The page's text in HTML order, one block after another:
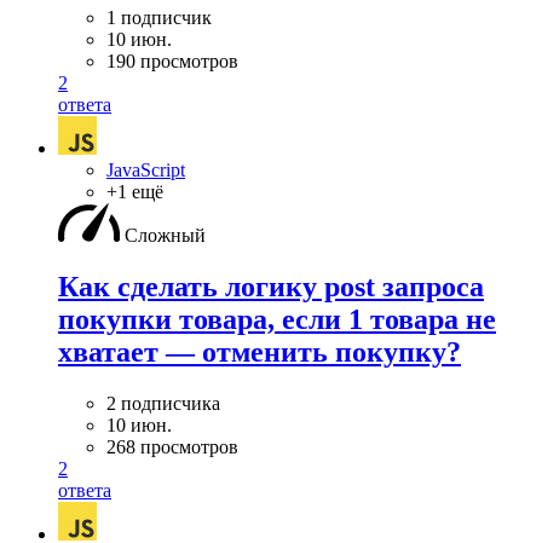
1 подписчик
10 июн.
190 просмотров
2
ответа
JavaScript
+1 ещё
Сложный
Как сделать логику post запроса
покупки товара, если 1 товара не
хватает — отменить покупку?
2 подписчика
10 июн.
268 просмотров
2
ответа